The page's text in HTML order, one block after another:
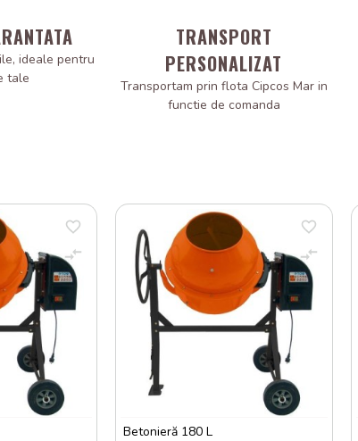
ideale pentru
tale
TRANSPORT
PERSONALIZAT
Transportam prin flota Cipcos Mar in
functie de comanda
Betonieră 180 L